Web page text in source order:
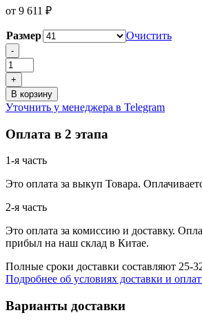
от 9 611 ₽
Размер
Очистить
Количество
товара
Nike
Ja
1
EP
-
+
В корзину
Уточнить у менеджера в Telegram
Оплата в 2 этапа
1-я часть
Это оплата за выкуп Товара.
2-я часть
Это оплата за комиссию и доставку.
прибыл на наш склад в Китае.
Полные сроки доставки составляют 25-
Подробнее об условиях доставки и
Варианты доставки